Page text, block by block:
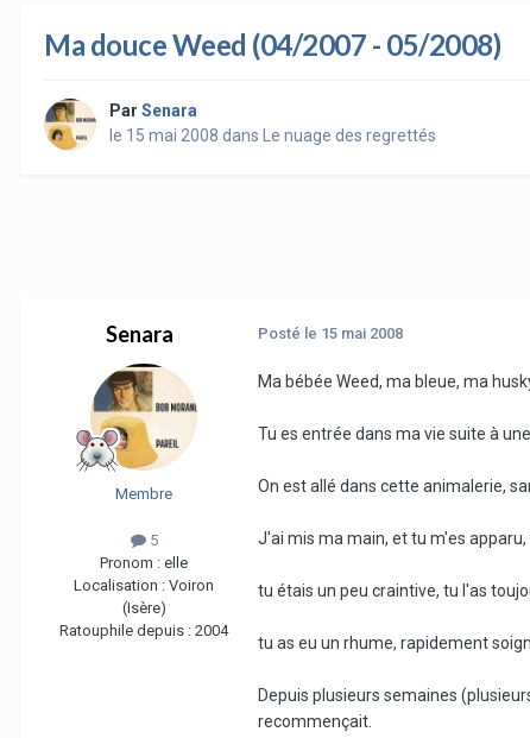
Ma douce Weed (04/2007 - 05/2008)
Par Senara
le 15 mai 2008 dans Le nuage des regrettés
Senara
Membre
5
Pronom : elle
Localisation : Voiron
(Isère)
Ratouphile depuis : 2004
Posté le 15 mai 2008
Ma bébée Weed, ma bleue, ma
Tu es entrée dans ma vie suite à
On est allé dans cette animalerie,
J'ai mis ma main, et tu m'es
tu étais un peu craintive, tu l'as
tu as eu un rhume, rapidement
Depuis plusieurs semaines
recommençait.